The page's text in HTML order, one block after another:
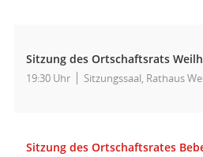
Sitzung des Ortschaftsrats
19:30 Uhr Sitzungssaal, Rathaus
Sitzung des Ortschaftsrates